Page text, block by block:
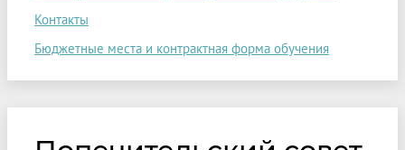
Контакты
Бюджетные места и контрактная форма обучения